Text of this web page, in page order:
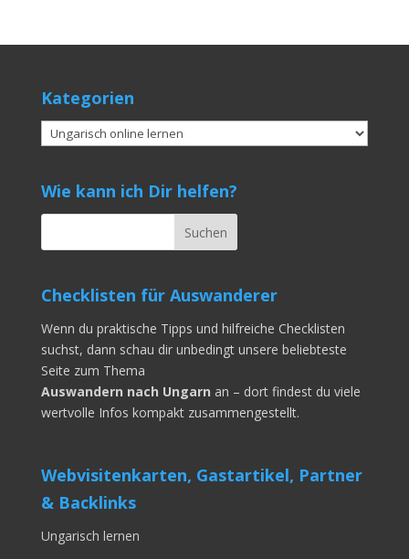
Kategorien
Kategorien
Wie kann ich Dir helfen?
Checklisten für Auswanderer
Wenn du praktische Tipps und hilfreiche Checklisten
suchst, dann schau dir unbedingt unsere beliebteste
Seite zum Thema
Auswandern nach Ungarn an – dort findest du viele
wertvolle Infos kompakt zusammengestellt.
Webvisitenkarten, Gastartikel, Partner
& Backlinks
Ungarisch lernen